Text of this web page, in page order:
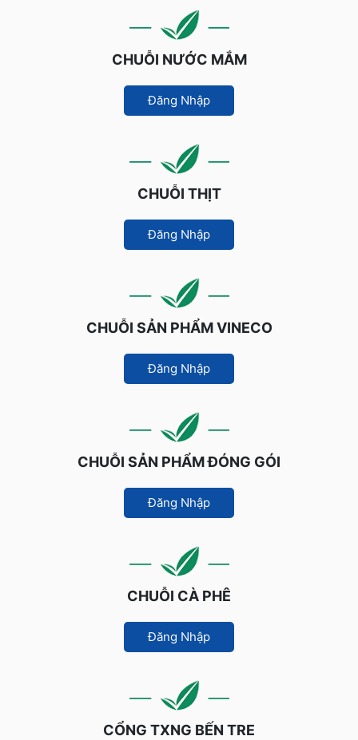
CHUỖI NƯỚC MẮM
Đăng Nhập
CHUỖI THỊT
Đăng Nhập
CHUỖI SẢN PHẨM VINECO
Đăng Nhập
CHUỖI SẢN PHẨM ĐÓNG GÓI
Đăng Nhập
CHUỖI CÀ PHÊ
Đăng Nhập
CỔNG TXNG BẾN TRE